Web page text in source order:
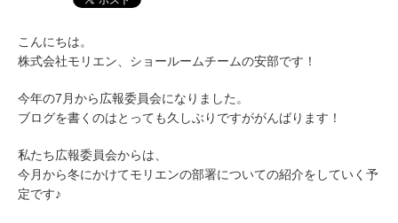
こんにちは。
株式会社モリエン、ショールームチームの安部です！
今年の7月から広報委員会になりました。
ブログを書くのはとっても久しぶりですががんばります！
私たち広報委員会からは、
今月から冬にかけてモリエンの部署についての紹介をしていく予
定です♪